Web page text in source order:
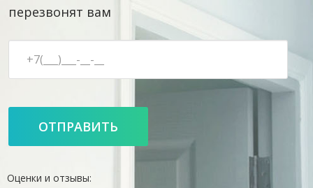
перезвонят вам
Оценки и отзывы: